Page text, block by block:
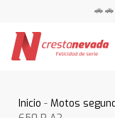
🚗
Inicio -Motos